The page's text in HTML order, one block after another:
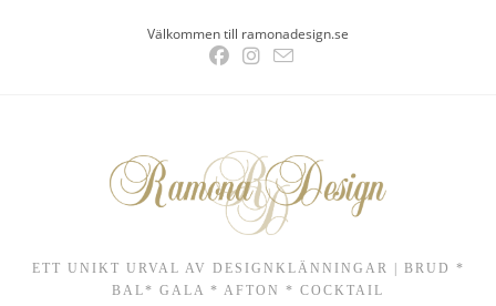
Välkommen till ramonadesign.se
ETT UNIKT URVAL AV DESIGNKLÄNNINGAR | BRUD *
BAL* GALA * AFTON * COCKTAIL